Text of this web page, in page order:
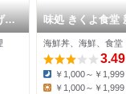
て
味処 きくよ食堂
歳空港店
海鮮丼、海鮮、食堂
3.49
Dinner:
￥1,000～￥1,999
￥1,000～￥1,999